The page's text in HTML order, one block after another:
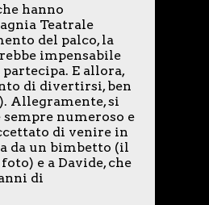
hanno
Teatrale
del palco, la
impensabile
E allora,
di divertirsi, ben
Allegramente, si
numeroso e
di venire in
da un bimbetto (il
e a Davide, che
di